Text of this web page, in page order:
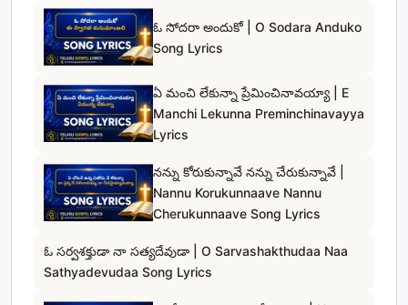
ఓ సోదరా అందుకో | O Sodara Anduko
Song Lyrics
ఏ మంచి లేకున్నా ప్రేమించినావయ్యా | E
Manchi Lekunna Preminchinavayya
Lyrics
నన్ను కోరుకున్నావే నన్ను చేరుకున్నావే |
Nannu Korukunnaave Nannu
Cherukunnaave Song Lyrics
ఓ సర్వశక్తుడా నా సత్యదేవుడా | O Sarvashakthudaa Naa
Sathyadevudaa Song Lyrics